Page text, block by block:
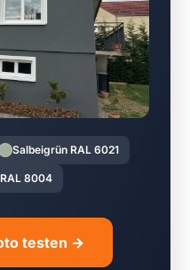
Salbeigrün RAL 6021
8004
testen →